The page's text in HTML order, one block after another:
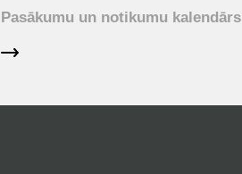
Pasākumu un notikumu kalendārs